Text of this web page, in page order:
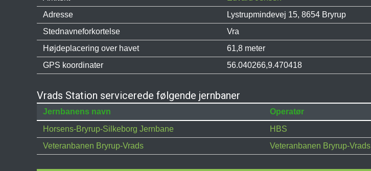
Adresse
Lystrupmindevej 15, 8654 Bryrup
Stednavneforkortelse
Vra
Højdeplacering over havet
61,8 meter
GPS koordinater
56.040266,9.470418
Vrads Station servicerede følgende jernbaner
Jernbanens navn Operatør
Horsens-Bryrup-Silkeborg Jernbane
HBS
Veteranbanen Bryrup-Vrads
Veteranbanen Bryrup-Vrads